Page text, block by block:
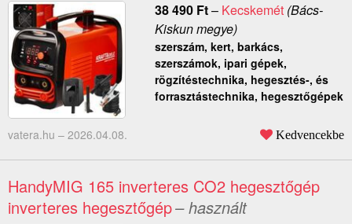
38 490 Ft– Kecskemét(Bács-
Kiskun megye)
szerszám, kert, barkács,
szerszámok, ipari gépek,
rögzítéstechnika, hegesztés-, és
forrasztástechnika, hegesztőgépek
vatera.hu – 2026.04.08. Kedvencekbe
HandyMIG 165 inverteres CO2 hegesztőgép
inverteres hegesztőgép– használt